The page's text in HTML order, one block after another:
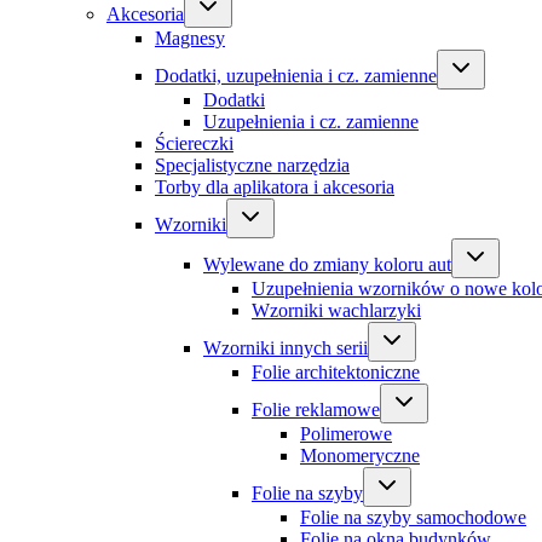
Akcesoria
Magnesy
Dodatki, uzupełnienia i cz. zamienne
Dodatki
Uzupełnienia i cz. zamienne
Ściereczki
Specjalistyczne narzędzia
Torby dla aplikatora i akcesoria
Wzorniki
Wylewane do zmiany koloru aut
Uzupełnienia wzorników o nowe
Wzorniki wachlarzyki
Wzorniki innych serii
Folie architektoniczne
Folie reklamowe
Polimerowe
Monomeryczne
Folie na szyby
Folie na szyby samochodowe